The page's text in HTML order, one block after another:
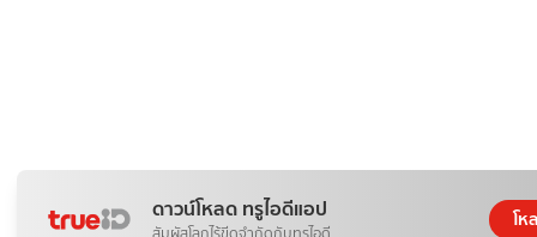
ดาวน์โหลด ทรูไอดีแอป โห